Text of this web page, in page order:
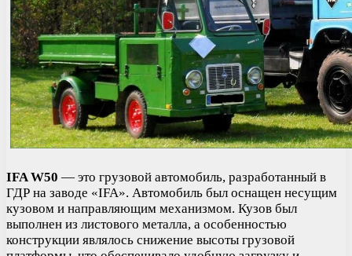
IFA W50 — это грузовой автомобиль, разработанный в
ГДР на заводе «IFA». Автомобиль был оснащен несущим
кузовом и направляющим механизмом. Кузов был
выполнен из листового металла, а особенностью
конструкции являлось снижение высоты грузовой